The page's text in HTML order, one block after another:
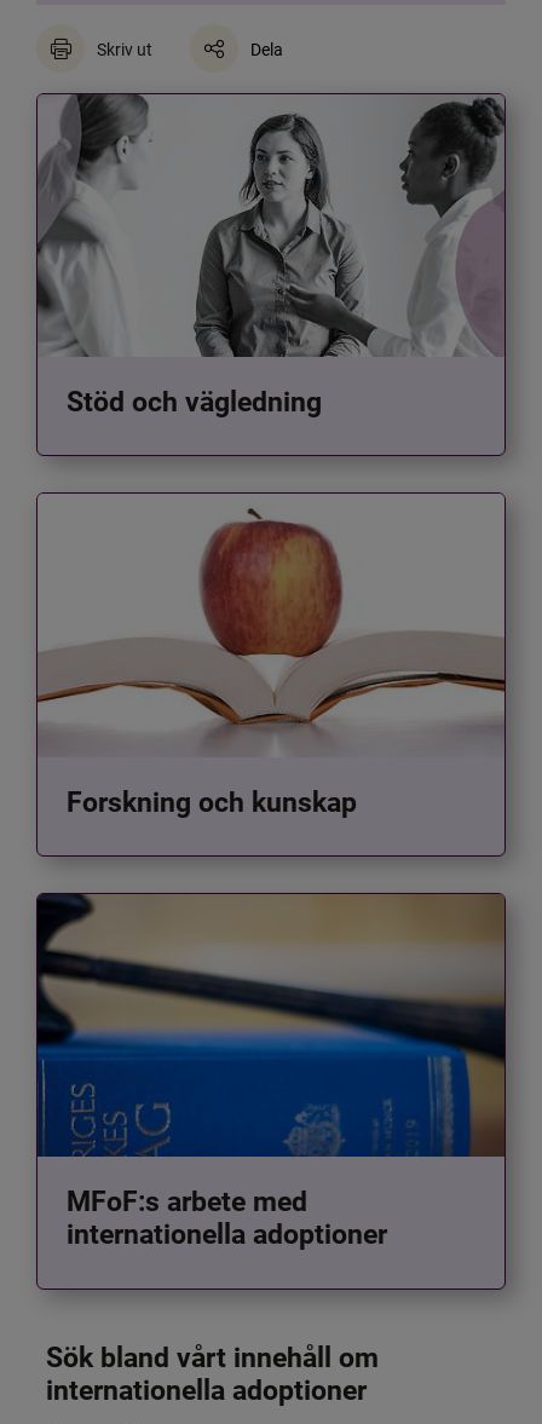
Skriv ut Dela
Stöd och vägledning
Forskning och kunskap
MFoF:s arbete med
internationella adoptioner
Sök bland vårt innehåll om
internationella adoptioner